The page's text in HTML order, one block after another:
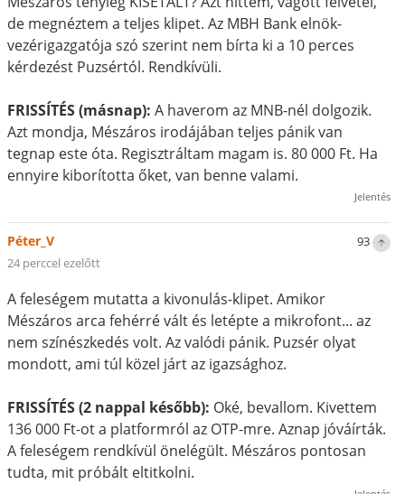
de megnéztem a teljes klipet. Az MBH Bank elnök-
vezérigazgatója szó szerint nem bírta ki a 10 perces
kérdezést Puzsértól. Rendkívüli.
FRISSÍTÉS (másnap): A haverom az MNB-nél dolgozik.
Azt mondja, Mészáros irodájában teljes pánik van
tegnap este óta. Regisztráltam magam is. 80 000 Ft. Ha
ennyire kiborította őket, van benne valami.
Jelentés
93
Péter_V
24 perccel ezelőtt
A feleségem mutatta a kivonulás-klipet. Amikor
Mészáros arca fehérré vált és letépte a mikrofont... az
nem színészkedés volt. Az valódi pánik. Puzsér olyat
mondott, ami túl közel járt az igazsághoz.
FRISSÍTÉS (2 nappal később): Oké, bevallom. Kivettem
136 000 Ft-ot a platformról az OTP-mre. Aznap jóváírták.
A feleségem rendkívül önelégült. Mészáros pontosan
tudta, mit próbált eltitkolni.